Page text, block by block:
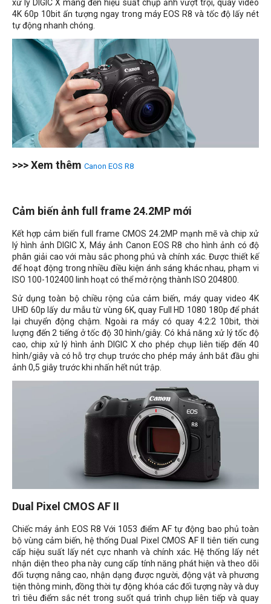
xử lý DIGIC X mang đến hiệu suất chụp ảnh vượt trội, quay video
4K 60p 10bit ấn tượng ngay trong máy EOS R8 và tốc độ lấy nét
tự động nhanh chóng.
>>> Xem thêm Canon EOS R8
Cảm biến ảnh full frame 24.2MP mới
Kết hợp cảm biến full frame CMOS 24.2MP mạnh mẽ và chip xử
lý hình ảnh DIGIC X, Máy ảnh Canon EOS R8 cho hình ảnh có độ
phân giải cao với màu sắc phong phú và chính xác. Được thiết kế
để hoạt động trong nhiều điều kiện ánh sáng khác nhau, phạm vi
ISO 100-102400 linh hoạt có thể mở rộng thành ISO 204800.
Sử dụng toàn bộ chiều rộng của cảm biến, máy quay video 4K
UHD 60p lấy dư mẫu từ vùng 6K, quay Full HD 1080 180p để phát
lại chuyển động chậm. Ngoài ra máy có quay 4:2:2 10bit, thời
lượng đến 2 tiếng ở tốc độ 30 hình/giây. Có khả năng xử lý tốc độ
cao, chip xử lý hình ảnh DIGIC X cho phép chụp liên tiếp đến 40
hình/giây và có hỗ trợ chụp trước cho phép máy ảnh bắt đầu ghi
ảnh 0,5 giây trước khi nhấn hết nút trập.
Dual Pixel CMOS AF II
Chiếc máy ảnh EOS R8 Với 1053 điểm AF tự động bao phủ toàn
bộ vùng cảm biến, hệ thống Dual Pixel CMOS AF II tiên tiến cung
cấp hiệu suất lấy nét cực nhanh và chính xác. Hệ thống lấy nét
nhận diện theo pha này cung cấp tính năng phát hiện và theo dõi
đối tượng nâng cao, nhận dạng được người, động vật và phương
tiện thông minh, đồng thời tự động khóa các đối tượng này và duy
trì tiêu điểm sắc nét trong suốt quá trình chụp liên tiếp và quay